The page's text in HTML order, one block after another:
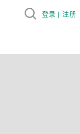
登录 | 注册